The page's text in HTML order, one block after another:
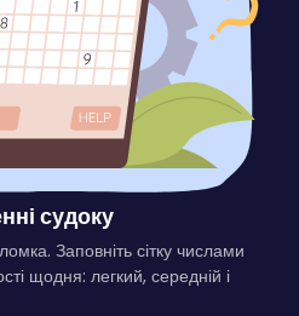
судоку
Заповніть сітку числами
щодня: легкий, середній і